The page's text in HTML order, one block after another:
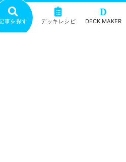
事を探す デッキレシピ
D
DECK MAKER
利用規約
サイトマップ